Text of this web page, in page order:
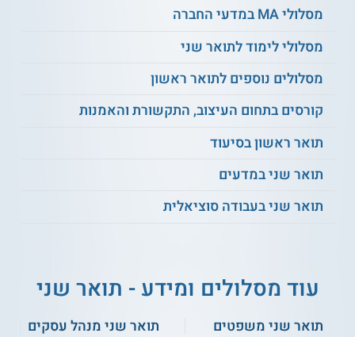
שני במתמטיקה,תואר שני בפיזיקה
שני באבטחת המרחב המקוון, תכנית שנערכת בשיתוף המחלקה
להנדסת מערכות המידע.
תנאי קבלה
המועמדים להיות בוגרי לימודי מדעי המחשב או לימודי ביו
יכולים להתקבל מועמדים מתחומים נוספים שקשורים למדעי
המחשב, אשר מחזיקים בהישגים לימודיים גבוהים במיוחד, לפי
החלטת ועדת קבלה ובהתאם למעבר של קורסי השלמה.
תעודה
מעת לעת. המידע המוצג כאן נכתב ונערך על ידי
מסלולי MA במדעי החברה
מסלולי לימוד לתואר שני
מסלולים נוספים לתואר ראשון
קורסים בתחום העיצוב, התקשורת והאמנות
תואר ראשון בסיעוד
תואר שני במדעים
תואר שני בעבודה סוציאלית
עוד מסלולים ומידע - תואר שני
תואר שני משפטים
תואר שני מנהל עסקים